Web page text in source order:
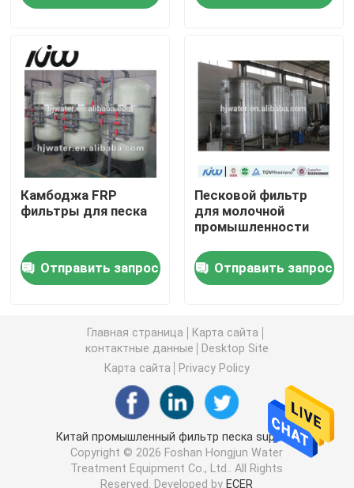
промышленное оборудование очистки воды
Оборудование очистки воды обратного осмоза
ultrapure система очищения воды
Промышленные системы очищения питьевой воды
Мобильный завод очистки воды
Завод водоочистки реки
Пакет водоочистной станции
Водоросль ЭДИ
Камбоджа FRP
фильтры для песка
Отправить запрос
Песковой фильтр
для молочной
промышленности
Отправить запрос
Главная страница
Карта сайта
контактные данные
Desktop Site
Карта сайта
Privacy Policy
Китай промышленный фильтр песка supplier.
Copyright © 2026 Foshan Hongjun Water
Treatment Equipment Co., Ltd.. All Rights
Reserved. Developed by ECER